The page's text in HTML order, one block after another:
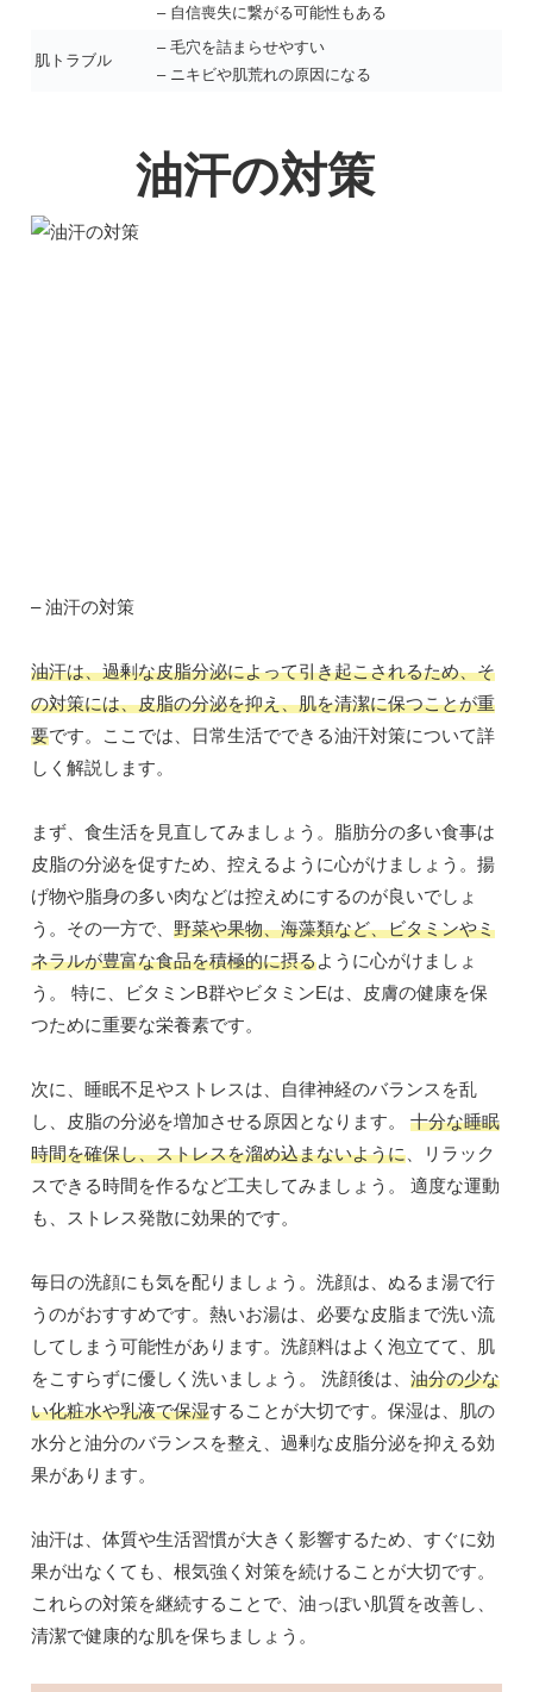
– 自信喪失に繋がる可能性もある
肌トラブル
– 毛穴を詰まらせやすい
– ニキビや肌荒れの原因になる
油汗の対策
– 油汗の対策
油汗は、過剰な皮脂分泌によって引き起こされるため、そ
の対策には、皮脂の分泌を抑え、肌を清潔に保つことが重
要です。ここでは、日常生活でできる油汗対策について詳
しく解説します。
まず、食生活を見直してみましょう。脂肪分の多い食事は
皮脂の分泌を促すため、控えるように心がけましょう。揚
げ物や脂身の多い肉などは控えめにするのが良いでしょ
う。その一方で、 野菜や果物、海藻類など、ビタミンやミ
ネラルが豊富な食品を積極的に摂るように心がけましょ
う。 特に、ビタミンB群やビタミンEは、皮膚の健康を保
つために重要な栄養素です。
次に、睡眠不足やストレスは、自律神経のバランスを乱
し、皮脂の分泌を増加させる原因となります。 十分な睡眠
時間を確保し、ストレスを溜め込まないように、リラック
スできる時間を作るなど工夫してみましょう。 適度な運動
も、ストレス発散に効果的です。
毎日の洗顔にも気を配りましょう。洗顔は、ぬるま湯で行
うのがおすすめです。熱いお湯は、必要な皮脂まで洗い流
してしまう可能性があります。洗顔料はよく泡立てて、肌
をこすらずに優しく洗いましょう。 洗顔後は、 油分の少な
い化粧水や乳液で保湿することが大切です。保湿は、肌の
水分と油分のバランスを整え、過剰な皮脂分泌を抑える効
果があります。
油汗は、体質や生活習慣が大きく影響するため、すぐに効
果が出なくても、根気強く対策を続けることが大切です。
これらの対策を継続することで、油っぽい肌質を改善し、
清潔で健康的な肌を保ちましょう。